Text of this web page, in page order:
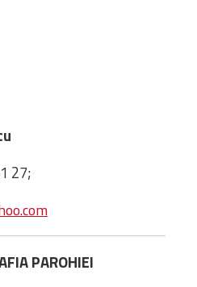
Ortodosse
della
27;
PAROHIEI